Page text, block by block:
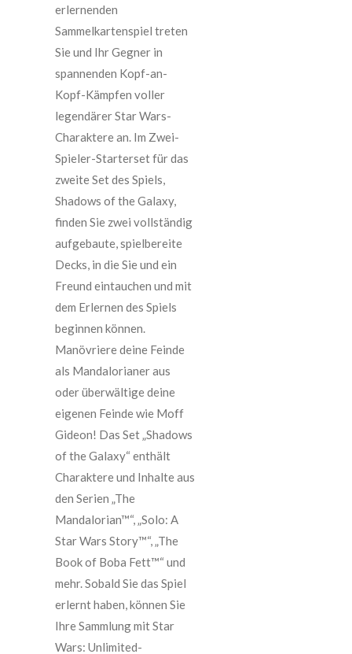
erlernenden
Sammelkartenspiel treten
Sie und Ihr Gegner in
spannenden Kopf-an-
Kopf-Kämpfen voller
legendärer Star Wars-
Charaktere an. Im Zwei-
Spieler-Starterset für das
zweite Set des Spiels,
Shadows of the Galaxy,
finden Sie zwei vollständig
aufgebaute, spielbereite
Decks, in die Sie und ein
Freund eintauchen und mit
dem Erlernen des Spiels
beginnen können.
Manövriere deine Feinde
als Mandalorianer aus
oder überwältige deine
eigenen Feinde wie Moff
Gideon! Das Set „Shadows
of the Galaxy“ enthält
Charaktere und Inhalte aus
den Serien „The
Mandalorian™“, „Solo: A
Star Wars Story™“, „The
Book of Boba Fett™“ und
mehr. Sobald Sie das Spiel
erlernt haben, können Sie
Ihre Sammlung mit Star
Wars: Unlimited-